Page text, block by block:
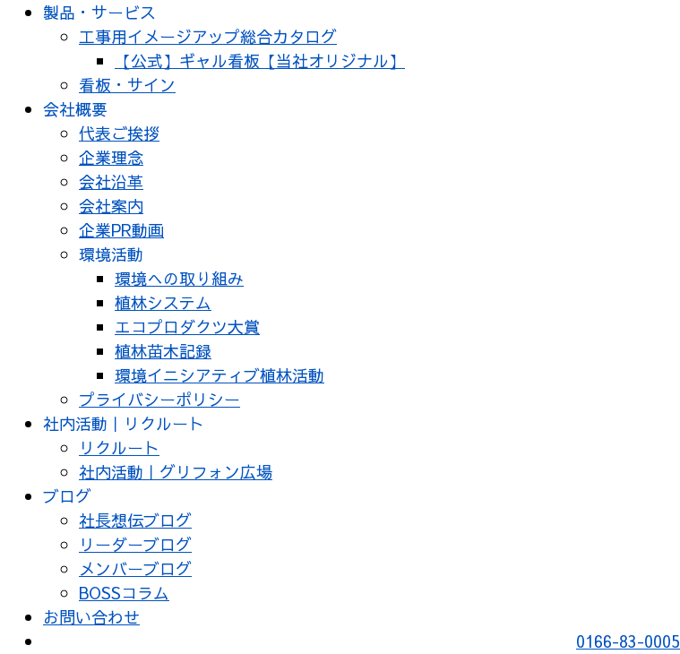
製品・サービス
工事用イメージアップ総合カタログ
【公式】ギャル看板【当社オリジナル】
看板・サイン
会社概要
代表ご挨拶
企業理念
会社沿革
会社案内
企業PR動画
環境活動
環境への取り組み
植林システム
エコプロダクツ大賞
植林苗木記録
環境イニシアティブ植林活動
プライバシーポリシー
社内活動｜リクルート
リクルート
社内活動｜グリフォン広場
ブログ
社長想伝ブログ
リーダーブログ
メンバーブログ
BOSSコラム
お問い合わせ
0166-83-0005